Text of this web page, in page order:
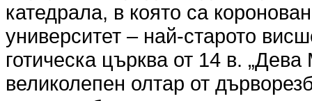
катедрала, в която са
университет – най-старото
готическа църква от 14 в.
великолепен олтар от